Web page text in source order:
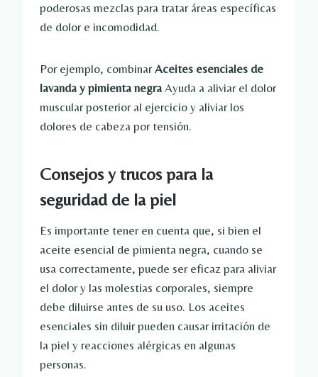
poderosas mezclas para tratar áreas específicas
de dolor e incomodidad.
Por ejemplo, combinarAceites esenciales de
lavanda y pimienta negra Ayuda a aliviar el dolor
muscular posterior al ejercicio y aliviar los
dolores de cabeza por tensión.
Consejos y trucos para la
seguridad de la piel
Es importante tener en cuenta que, si bien el
aceite esencial de pimienta negra, cuando se
usa correctamente, puede ser eficaz para aliviar
el dolor y las molestias corporales, siempre
debe diluirse antes de su uso. Los aceites
esenciales sin diluir pueden causar irritación de
la piel y reacciones alérgicas en algunas
personas.